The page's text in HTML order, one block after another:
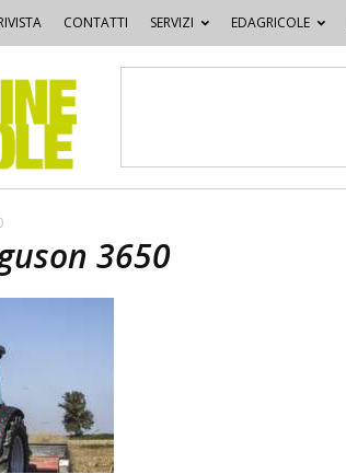
CONTATTI SERVIZI EDAGRICOLE
3650